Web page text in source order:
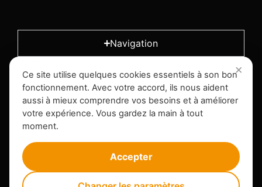
Navigation
L'entreprise
Infos légales
Ce site utilise quelques cookies essentiels à son bon
fonctionnement. Avec votre accord, ils nous aident
aussi à mieux comprendre vos besoins et à améliorer
votre expérience. Vous gardez la main à tout
moment.
Accepter